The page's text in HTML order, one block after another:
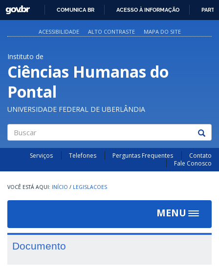
PARA
O
GOVBR
COMUNICA BR ACESSO À INFORMAÇÃO
ACESSIBILIDADE ALTO CONTRASTE MAPA DO SITE
Instituto de
Ciências Humanas do
Pontal
UNIVERSIDADE FEDERAL DE UBERLÂNDIA
Buscar
Serviços Telefones Perguntas Frequentes
Contato
Fale Conosco
INÍCIO / LEGISLACOES
MENU
Toggle
Documento